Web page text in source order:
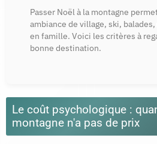
Passer Noël à la montagne
ambiance de village, ski,
en famille. Voici les critères à
bonne destination.
Le coût psychologique :
montagne n'a pas de prix